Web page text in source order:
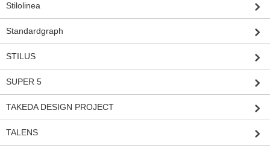
Stilolinea
Standardgraph
STILUS
SUPER 5
TAKEDA DESIGN PROJECT
TALENS